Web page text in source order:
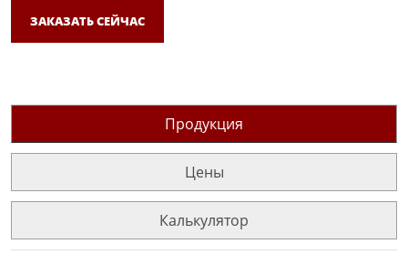
ЗАКАЗАТЬ СЕЙЧАС
Продукция
Цены
Калькулятор